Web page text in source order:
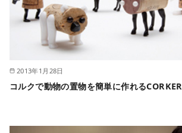
2013年1月28日
コルクで動物の置物を簡単に作れるCORKER